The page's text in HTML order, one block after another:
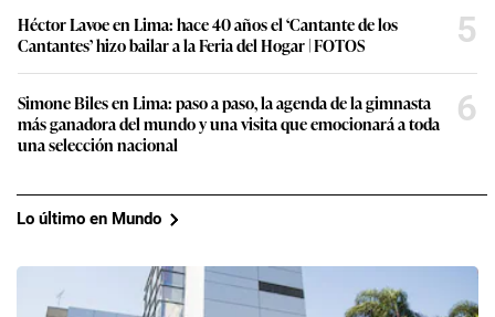
Héctor Lavoe en Lima: hace 40 años el ‘Cantante de los
Cantantes’ hizo bailar a la Feria del Hogar | FOTOS
5
Simone Biles en Lima: paso a paso, la agenda de la gimnasta
más ganadora del mundo y una visita que emocionará a toda
una selección nacional
6
Lo último en Mundo